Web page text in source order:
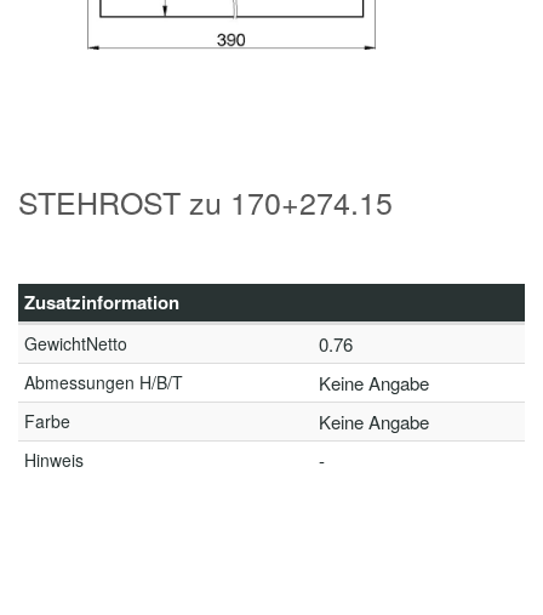
STEHROST zu 170+274.15
Zusatzinformation
GewichtNetto 0.76
Abmessungen H/B/T Keine Angabe
Farbe Keine Angabe
Hinweis -